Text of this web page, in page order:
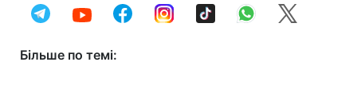
Більше по темі: